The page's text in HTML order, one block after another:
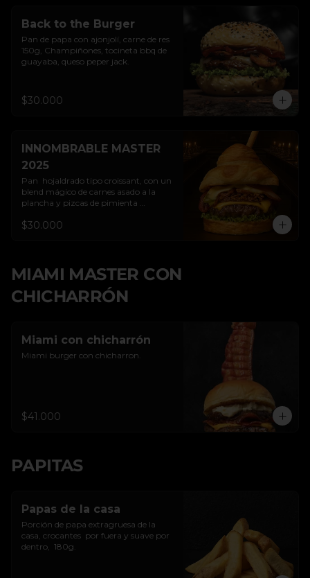
Back to the Burger
Pan de papa con ajonjolí, carne de res
150g, Champiñones, tocineta bbq de
guayaba, queso peper jack.
$30.000
INNOMBRABLE MASTER
2025
Pan  hojaldrado tipo croissant, con un
blend mágico de carnes asado a la
plancha y pizcas de pimienta
hechizada con miel y polvos de canela,
$30.000
MIAMI MASTER CON
CHICHARRÓN
Miami con chicharrón
Miami burger con chicharron.
$41.000
PAPITAS
Papas de la casa
Porción de papa extragruesa de la
casa, crocantes  por fuera y suave por
dentro,  180g.